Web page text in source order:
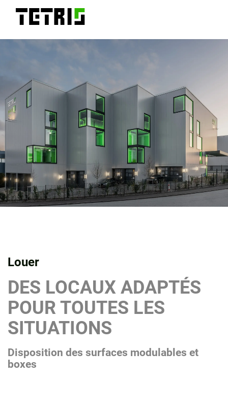
Louer
DES LOCAUX ADAPTÉS
POUR TOUTES LES
SITUATIONS
Disposition des surfaces modulables et
boxes